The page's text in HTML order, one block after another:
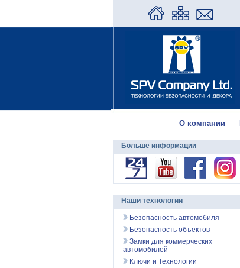
О компании
Больше информации
Наши технологии
Безопасность автомобиля
Безопасность объектов
Замки для коммерческих
автомобилей
Ключи и Технологии